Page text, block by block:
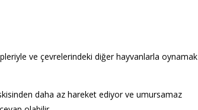
ve çevrelerindeki diğer hayvanlarla oynamak
daha az hareket ediyor ve umursamaz